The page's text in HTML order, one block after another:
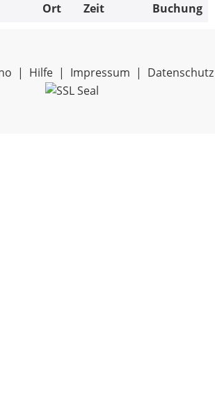
Ort Zeit Buchung
| Hilfe| Impressum | Datenschutz